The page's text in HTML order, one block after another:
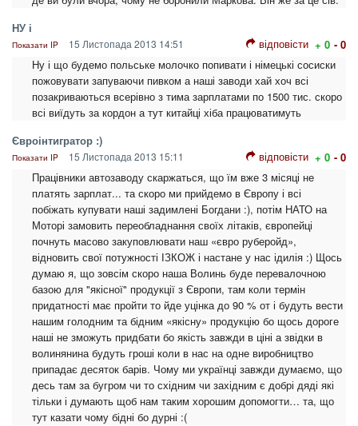
НУ і
Показати IP 15 Листопада 2013 14:51 відповісти + 0 - 0
Ну і що будемо польське молочко попивати і німецькі сосиски
пожовувати запуваючи пивком а наші заводи хай хоч всі
позакриваються всерівно з тима зарплатами по 1500 тис. скоро
всі виїдуть за кордон а тут китайці хіба працюватимуть
Євроінтигратор :)
Показати IP 15 Листопада 2013 15:11 відповісти + 0 - 0
Працівники автозаводу скаржаться, що їм вже 3 місяці не
платять зарплат... та скоро ми прийдемо в Європу і всі
побіжать купувати наші задимлені Богдани :), потім НАТО на
Моторі замовить переобладнання своїх літаків, європейці
почнуть масово закуповлювати наш «євро руберойд»,
відновить свої потужності ІЗКОЖ і настане у нас ідилія :) Щось
думаю я, що зовсім скоро наша Волинь буде перевалочною
базою для "якісної" продукції з Європи, там коли термін
придатності має пройти то йде уцінка до 90 % от і будуть вести
нашим голодним та бідним «якісну» продукцію бо щось дороге
наші не зможуть придбати бо якість завжди в ціні а звідки в
волинянина будуть гроші коли в нас на одне виробництво
припадає десяток барів. Чому ми українці завжди думаємо, що
десь там за бугром чи то східним чи західним є добрі дяді які
тільки і думають щоб нам таким хорошим допомогти… та, що
тут казати чому бідні бо дурні :(